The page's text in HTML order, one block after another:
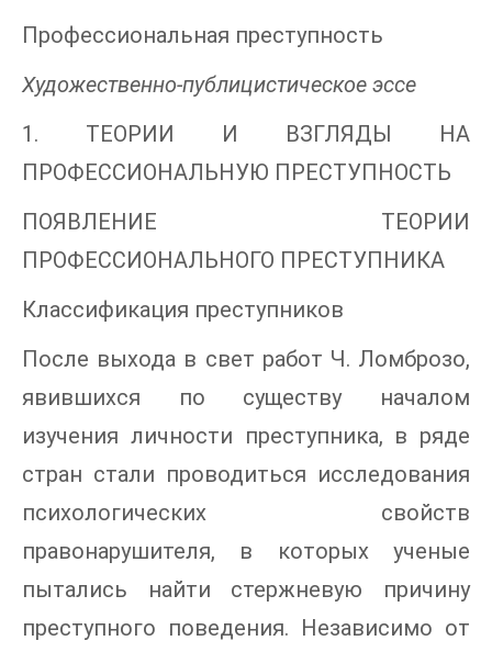
Профессиональная преступность
Художественно-публицистическое эссе
1. ТЕОРИИ И ВЗГЛЯДЫ НА
ПРОФЕССИОНАЛЬНУЮ ПРЕСТУПНОСТЬ
ПОЯВЛЕНИЕ ТЕОРИИ
ПРОФЕССИОНАЛЬНОГО ПРЕСТУПНИКА
Классификация преступников
После выхода в свет работ Ч. Ломброзо,
явившихся по существу началом
изучения личности преступника, в ряде
стран стали проводиться исследования
психологических свойств
правонарушителя, в которых ученые
пытались найти стержневую причину
преступного поведения. Независимо от